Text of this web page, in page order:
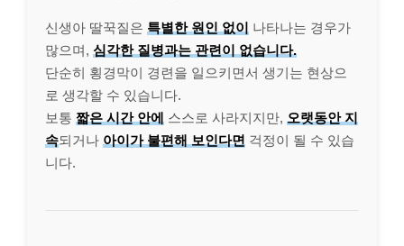
신생아 딸꾹질은 특별한 원인 없이 나타나는 경우가
많으며, 심각한 질병과는 관련이 없습니다.
단순히 횡경막이 경련을 일으키면서 생기는 현상으
로 생각할 수 있습니다.
보통 짧은 시간 안에 스스로 사라지지만, 오랫동안 지
속되거나 아이가 불편해 보인다면 걱정이 될 수 있습
니다.